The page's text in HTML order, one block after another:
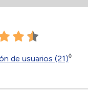
de usuarios (21)◊